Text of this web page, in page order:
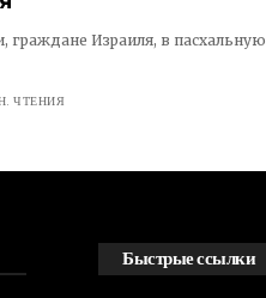
граждане Израиля, в пасхальную
ЧТЕНИЯ
Быстрые ссылки